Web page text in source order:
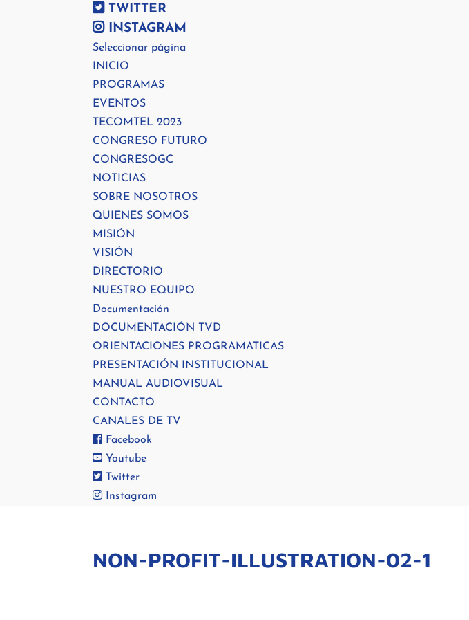
TWITTER
INSTAGRAM
Seleccionar página
INICIO
PROGRAMAS
EVENTOS
TECOMTEL 2023
CONGRESO FUTURO
CONGRESOGC
NOTICIAS
SOBRE NOSOTROS
QUIENES SOMOS
MISIÓN
VISIÓN
DIRECTORIO
NUESTRO EQUIPO
Documentación
DOCUMENTACIÓN TVD
ORIENTACIONES PROGRAMATICAS
PRESENTACIÓN INSTITUCIONAL
MANUAL AUDIOVISUAL
CONTACTO
CANALES DE TV
Facebook
Youtube
Twitter
Instagram
NON-PROFIT-ILLUSTRATION-02-1